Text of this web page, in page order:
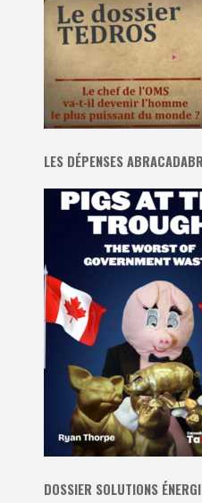
LES DÉPENSES
DOSSIER SOLUTIONS